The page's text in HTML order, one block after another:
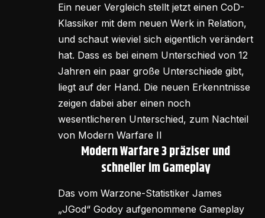
Ein neuer Vergleich stellt jetzt einen CoD-
Klassiker mit dem neuen Werk in Relation,
und schaut wieviel sich eigentlich verändert
hat. Dass es bei einem Unterschied von 12
Jahren ein paar große Unterschiede gibt,
liegt auf der Hand. Die neuen Erkenntnisse
zeigen dabei aber einen noch
wesentlicheren Unterschied, zum Nachteil
von Modern Warfare II
Modern Warfare 3 präziser und
schneller im Gameplay
Das vom Warzone-Statistiker James
„JGod“ Godoy aufgenommene Gameplay